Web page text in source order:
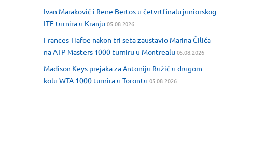
Ivan Maraković i Rene Bertos u četvrtfinalu juniorskog
ITF turnira u Kranju 05.08.2026
Frances Tiafoe nakon tri seta zaustavio Marina Čilića
na ATP Masters 1000 turniru u Montrealu 05.08.2026
Madison Keys prejaka za Antoniju Ružić u drugom
kolu WTA 1000 turnira u Torontu 05.08.2026